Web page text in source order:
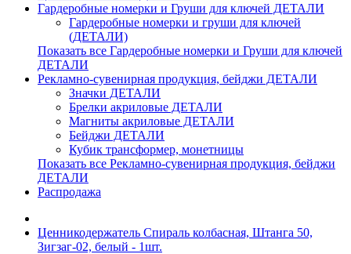
Гардеробные номерки и Груши для ключей ДЕТАЛИ
Гардеробные номерки и груши для ключей
(ДЕТАЛИ)
Показать все Гардеробные номерки и Груши для ключей
ДЕТАЛИ
Рекламно-сувенирная продукция, бейджи ДЕТАЛИ
Значки ДЕТАЛИ
Брелки акриловые ДЕТАЛИ
Магниты акриловые ДЕТАЛИ
Бейджи ДЕТАЛИ
Кубик трансформер, монетницы
Показать все Рекламно-сувенирная продукция, бейджи
ДЕТАЛИ
Распродажа
Ценникодержатель Спираль колбасная, Штанга 50,
Зигзаг-02, белый - 1шт.